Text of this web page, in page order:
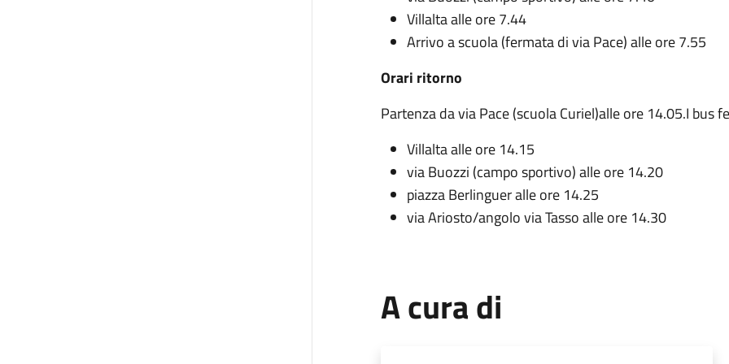
Villalta alle ore 7.44
Arrivo a scuola (fermata di via Pace) alle ore 7.55
Orari ritorno
Partenza da via Pace (scuola Curiel)alle ore 14.05.I bus
Villalta alle ore 14.15
via Buozzi (campo sportivo) alle ore 14.20
piazza Berlinguer alle ore 14.25
via Ariosto/angolo via Tasso alle ore 14.30
A cura di